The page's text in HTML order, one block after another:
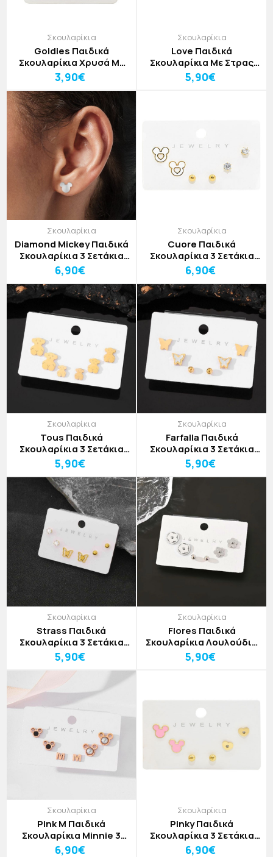
Σκουλαρίκια
Goldies Παιδικά
Σκουλαρίκια Χρυσά Με
Λευκές Καρδιές
3,90€
Σκουλαρίκια
Love Παιδικά
Σκουλαρίκια Με Στρας
Και Αρκουδάκια 3
Σετάκια Ασημί
5,90€
Σκουλαρίκια
Diamond Mickey Παιδικά
Σκουλαρίκια 3 Σετάκια
Ασημί Με Λευκό Ζιρκόν
6,90€
Σκουλαρίκια
Cuore Παιδικά
Σκουλαρίκια 3 Σετάκια
Λευκός Mickey
6,90€
Σκουλαρίκια
Tous Παιδικά
Σκουλαρίκια 3 Σετάκια
Χρυσά Αρκουδάκια
5,90€
Σκουλαρίκια
Farfalla Παιδικά
Σκουλαρίκια 3 Σετάκια
Χρυσές Πεταλούδες
5,90€
Σκουλαρίκια
Strass Παιδικά
Σκουλαρίκια 3 Σετάκια
Με Πεταλούδα Και Στρας
5,90€
Σκουλαρίκια
Flores Παιδικά
Σκουλαρίκια Λουλούδια
3 Σετάκια Ασημί
5,90€
Σκουλαρίκια
Pink M Παιδικά
Σκουλαρίκια Minnie 3
Σετάκια Ροζ Χρυσό
6,90€
Σκουλαρίκια
Pinky Παιδικά
Σκουλαρίκια 3 Σετάκια
Με Ροζ Μίκυ Και Χρυσές
6,90€